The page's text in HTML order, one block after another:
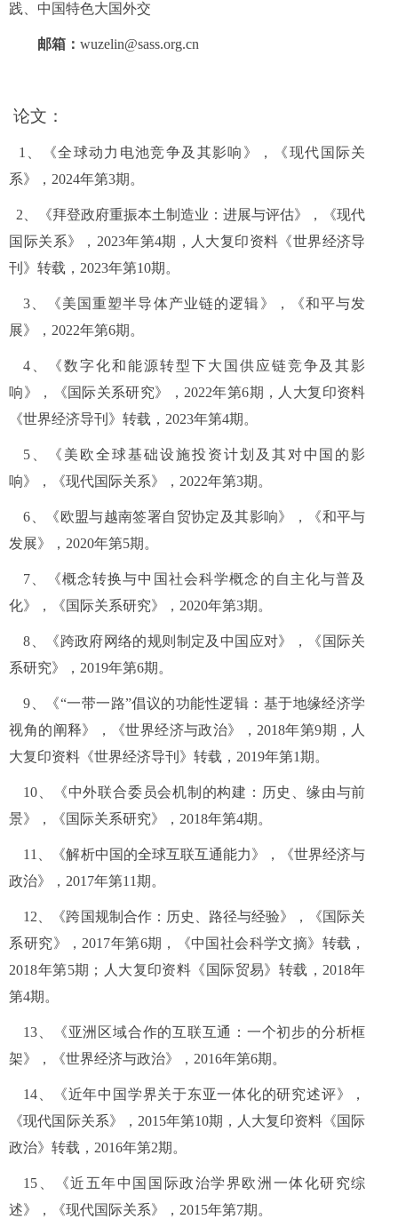
践、中国特色大国外交
邮箱：wuzelin@sass.org.cn
论文：
1、
《全球动力电池竞争及其影响》，《现代国际关
系》， 2024年第3期。
2 、《拜登政府重振本土制造业：进展与评估》，《现代
国际关系》， 2023年第4期，人大复印资料《世界经济导
刊》转载， 2023年第10期。
3 、《美国重塑半导体产业链的逻辑》，《和平与发
展》， 2022年第6期。
4 、《数字化和能源转型下大国供应链竞争及其影
响》，《国际关系研究》， 2022年第6期，人大复印资料
《世界经济导刊》转载， 2023年第4期。
5 、《美欧全球基础设施投资计划及其对中国的影
响》，《现代国际关系》， 2022年第3期。
6 、《欧盟与越南签署自贸协定及其影响》，《和平与
发展》， 2020年第5期。
7 、《概念转换与中国社会科学概念的自主化与普及
化》，《国际关系研究》， 2020年第3期。
8 、《跨政府网络的规则制定及中国应对》，《国际关
系研究》， 2019年第6期。
9 、《“一带一路”倡议的功能性逻辑：基于地缘经济学
视角的阐释》，《世界经济与政治》， 2018年第9期，人
大复印资料《世界经济导刊》转载， 2019年第1期。
10 、《中外联合委员会机制的构建：历史、缘由与前
景》，《国际关系研究》， 2018年第4期。
11
、《解析中国的全球互联互通能力》，《世界经济与
政治》， 2017年第11期。
12 、《跨国规制合作：历史、路径与经验》，《国际关
系研究》， 2017年第6期，《中国社会科学文摘》转载，
2018年第5期；人大复印资料《国际贸易》转载， 2018年
第4期。
13 、《亚洲区域合作的互联互通：一个初步的分析框
架》，《世界经济与政治》， 2016年第6期。
14 、《近年中国学界关于东亚一体化的研究述评》，
《现代国际关系》， 2015年第10期，人大复印资料《国际
政治》转载， 2016年第2期。
15 、《近五年中国国际政治学界欧洲一体化研究综
述》，《现代国际关系》， 2015年第7期。